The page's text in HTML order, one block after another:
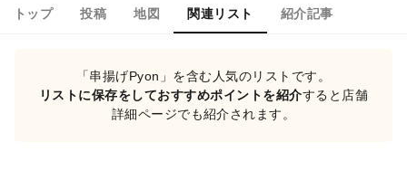
トップ 投稿 地図 関連リスト 紹介記事
「串揚げPyon」を含む人気のリストです。
リストに保存をしておすすめポイントを紹介すると店舗
詳細ページでも紹介されます。